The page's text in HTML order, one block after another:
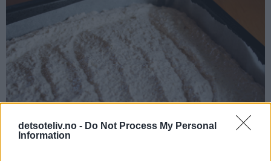
detsoteliv.no - Do Not Process My Personal
Information